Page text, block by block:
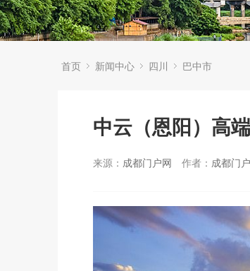
首页 新闻中心 四川 巴中市
中云（恩阳）高
来源： 成都门户网 作者： 成都门